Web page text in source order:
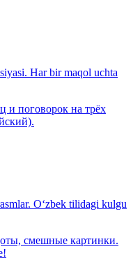
Har bir maqol uchta
и поговорок на трёх
O‘zbek tilidagi kulgu
смешные картинки.